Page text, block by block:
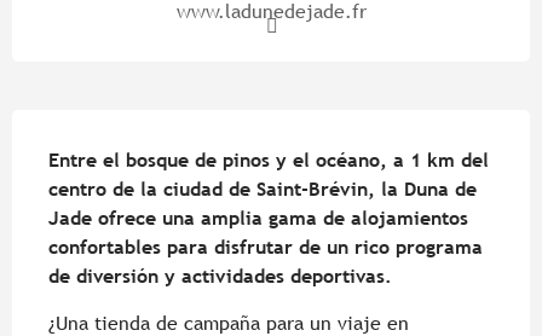
www.ladunedejade.fr
Entre el bosque de pinos y el océano, a 1 km del
centro de la ciudad de Saint-Brévin, la Duna de
Jade ofrece una amplia gama de alojamientos
confortables para disfrutar de un rico programa
de diversión y actividades deportivas.
¿Una tienda de campaña para un viaje en